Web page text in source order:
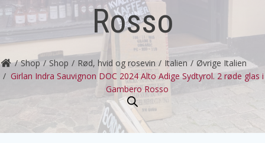
Rosso
Shop Shop Rød, hvid og rosevin Italien
Øvrige Italien
Girlan Indra Sauvignon DOC 2024 Alto Adige Sydtyrol. 2 røde glas i
Gambero Rosso